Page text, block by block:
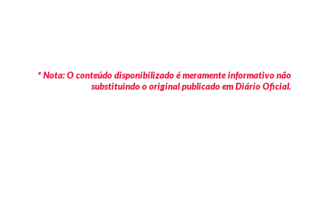
* Nota: O conteúdo disponibilizado é meramente informativo não
substituindo o original publicado em Diário Oficial.